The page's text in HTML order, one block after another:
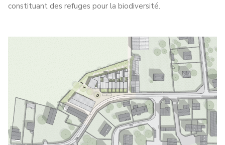
constituant des refuges pour la biodiversité.